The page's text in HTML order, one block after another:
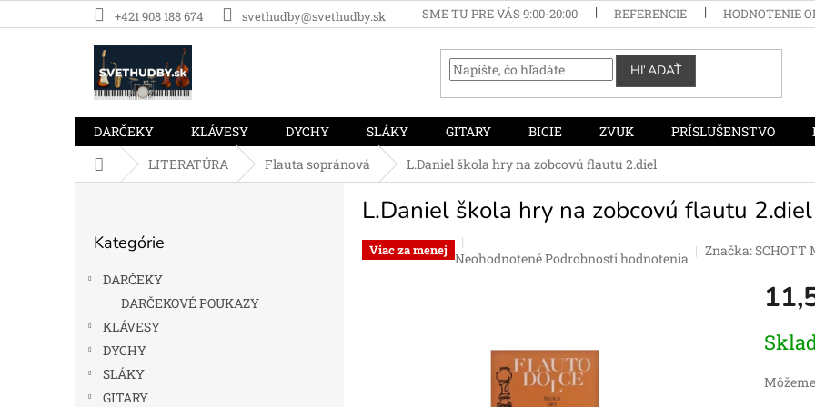
na
+421 908 188 674 svethudby@svethudby.sk SME TU PRE VÁS 9:00-20:00 REFERENCIE HODNOTENIE
HĽADAŤ
DARČEKY KLÁVESY DYCHY SLÁKY GITARY BICIE ZVUK PRÍSLUŠENSTVO
DomovLITERATÚRA Flauta sopránová L.Daniel škola hry na zobcovú flautu 2.diel
kategórie
Kategórie
DARČEKY
DARČEKOVÉ POUKAZY
KLÁVESY
DYCHY
SLÁKY
GITARY
L.Daniel škola hry na zobcovú flautu 2.diel
Viac za menej Priemerné
hviezdičiek.
NeohodnotenéPodrobnosti hodnotenia Značka:SCHOTT
cena: